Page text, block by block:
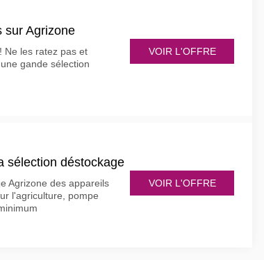
sur Agrizone
Ne les ratez pas et
gande sélection
VOIR L'OFFRE
sélection déstockage
Agrizone des appareils
l'agriculture, pompe
VOIR L'OFFRE